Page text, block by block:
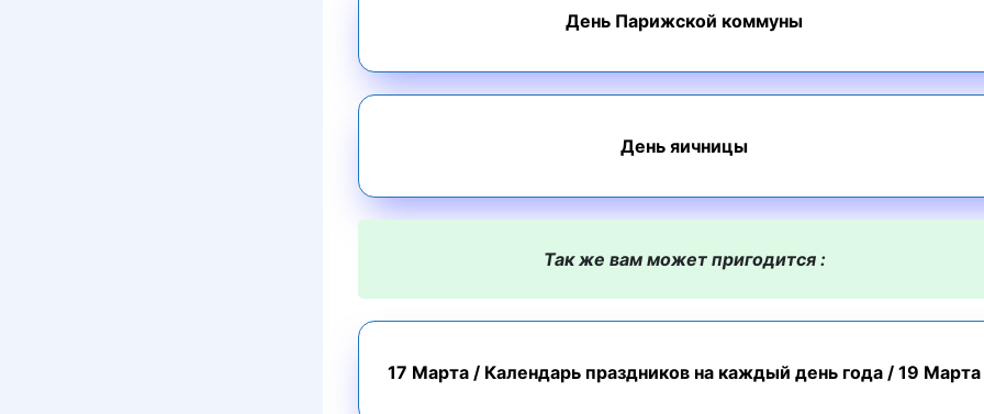
День Парижской коммуны
День яичницы
Так же вам может пригодится :
17 Марта / Календарь праздников на каждый день года / 19 Марта